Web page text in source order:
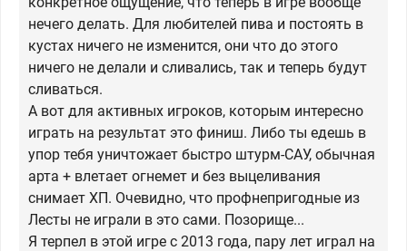
нечего делать. Для любителей пива и постоять в
кустах ничего не изменится, они что до этого
ничего не делали и сливались, так и теперь будут
сливаться.
А вот для активных игроков, которым интересно
играть на результат это финиш. Либо ты едешь в
упор тебя уничтожает быстро штурм-САУ, обычная
арта + влетает огнемет и без выцеливания
снимает ХП. Очевидно, что профнепригодные из
Лесты не играли в это сами. Позорище...
Я терпел в этой игре с 2013 года, пару лет играл на